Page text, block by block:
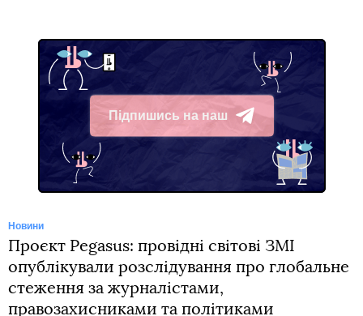
Підпишись на наш
Telegram
Новини
Проєкт Pegasus: провідні світові ЗМІ
опублікували розслідування про глобальне
стеження за журналістами,
правозахисниками та політиками